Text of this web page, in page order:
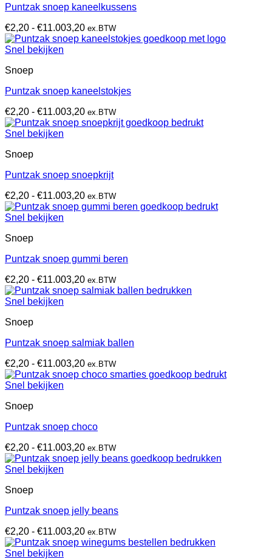
Puntzak snoep kaneelkussens
€2,20 - €11.003,20Prijsklasse:
€2,20
ex.BTW
Snel bekijken
Snoep
Puntzak snoep kaneelstokjes
€2,20 - €11.003,20Prijsklasse:
€2,20
ex.BTW
Snel bekijken
Snoep
Puntzak snoep snoepkrijt
€2,20 - €11.003,20Prijsklasse:
€2,20
ex.BTW
Snel bekijken
Snoep
Puntzak snoep gummi beren
€2,20 - €11.003,20Prijsklasse:
€2,20
ex.BTW
Snel bekijken
Snoep
Puntzak snoep salmiak ballen
€2,20 - €11.003,20Prijsklasse:
€2,20
ex.BTW
Snel bekijken
Snoep
Puntzak snoep choco
€2,20 - €11.003,20Prijsklasse:
€2,20
ex.BTW
Snel bekijken
Snoep
Puntzak snoep jelly beans
€2,20 - €11.003,20Prijsklasse:
€2,20
ex.BTW
Snel bekijken